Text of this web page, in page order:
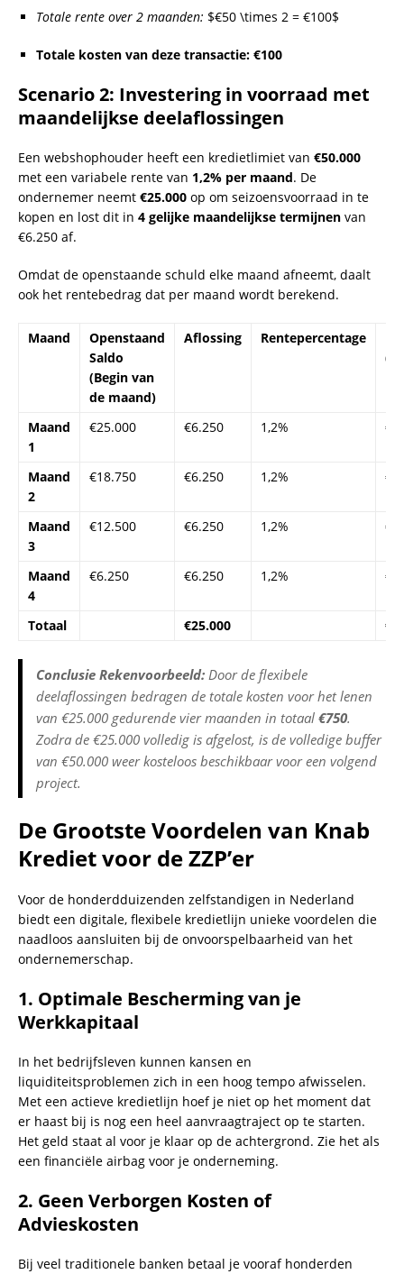
Totale rente over 2 maanden: $€50 \times 2 = €100$
Totale kosten van deze transactie: €100
Scenario 2: Investering in voorraad met
maandelijkse deelaflossingen
Een webshophouder heeft een kredietlimiet van €50.000
met een variabele rente van 1,2% per maand. De
ondernemer neemt €25.000 op om seizoensvoorraad in te
kopen en lost dit in 4 gelijke maandelijkse termijnen van
€6.250 af.
Omdat de openstaande schuld elke maand afneemt, daalt
ook het rentebedrag dat per maand wordt berekend.
Maand
Openstaand
Saldo
(Begin van
de maand)
Aflossing Rentepercentage
Maand
1
€25.000 €6.250 1,2%
Maand
2
€18.750 €6.250 1,2%
Maand
3
€12.500 €6.250 1,2%
Maand
4
€6.250 €6.250 1,2%
Totaal €25.000
Conclusie Rekenvoorbeeld: Door de flexibele
deelaflossingen bedragen de totale kosten voor het lenen
van €25.000 gedurende vier maanden in totaal €750.
Zodra de €25.000 volledig is afgelost, is de volledige buffer
van €50.000 weer kosteloos beschikbaar voor een volgend
project.
De Grootste Voordelen van Knab
Krediet voor de ZZP’er
Voor de honderdduizenden zelfstandigen in Nederland
biedt een digitale, flexibele kredietlijn unieke voordelen die
naadloos aansluiten bij de onvoorspelbaarheid van het
ondernemerschap.
1. Optimale Bescherming van je
Werkkapitaal
In het bedrijfsleven kunnen kansen en
liquiditeitsproblemen zich in een hoog tempo afwisselen.
Met een actieve kredietlijn hoef je niet op het moment dat
er haast bij is nog een heel aanvraagtraject op te starten.
Het geld staat al voor je klaar op de achtergrond. Zie het als
een financiële airbag voor je onderneming.
2. Geen Verborgen Kosten of
Advieskosten
Bij veel traditionele banken betaal je vooraf honderden